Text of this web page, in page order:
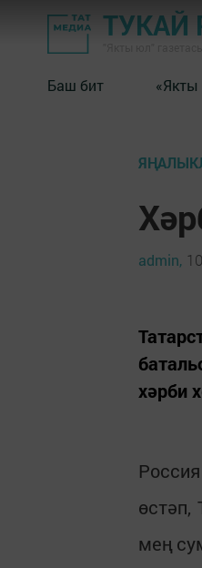
ТУКАЙ
Баш бит
admin,
хәрби
өстәп,
мең